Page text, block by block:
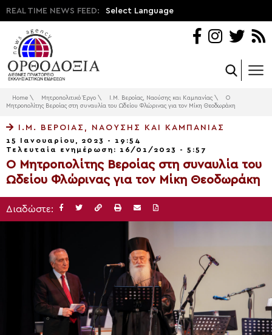
REAL TIME NEWS FEED: Select Language
Home \ Μητροπολιτικό Έργο \ Ι.Μ. Βεροίας, Ναούσης και Καμπανίας \
Ο
Μητροπολίτης Βεροίας στη συναυλία του Ωδείου Φλώρινας για τον Μίκη Θεοδωράκη
Ι.Μ. ΒΕΡΟΊΑΣ, ΝΑΟΎΣΗΣ ΚΑΙ ΚΑΜΠΑΝΊΑΣ
15 Ιανουαρίου, 2023 - 19:54
Τελευταία ενημέρωση: 16/01/2023 - 5:57
Ο Μητροπολίτης Βεροίας στη συναυλία του
Ωδείου Φλώρινας για τον Μίκη Θεοδωράκη
Διαδώστε: